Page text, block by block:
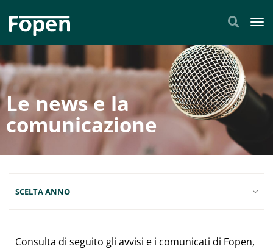
Le news e la
comunicazione
SCELTA ANNO
Consulta di seguito gli avvisi e i comunicati di Fopen,